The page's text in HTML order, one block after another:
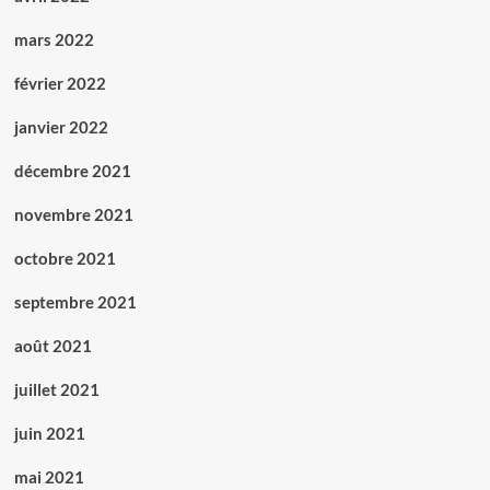
mars 2022
février 2022
janvier 2022
décembre 2021
novembre 2021
octobre 2021
septembre 2021
août 2021
juillet 2021
juin 2021
mai 2021